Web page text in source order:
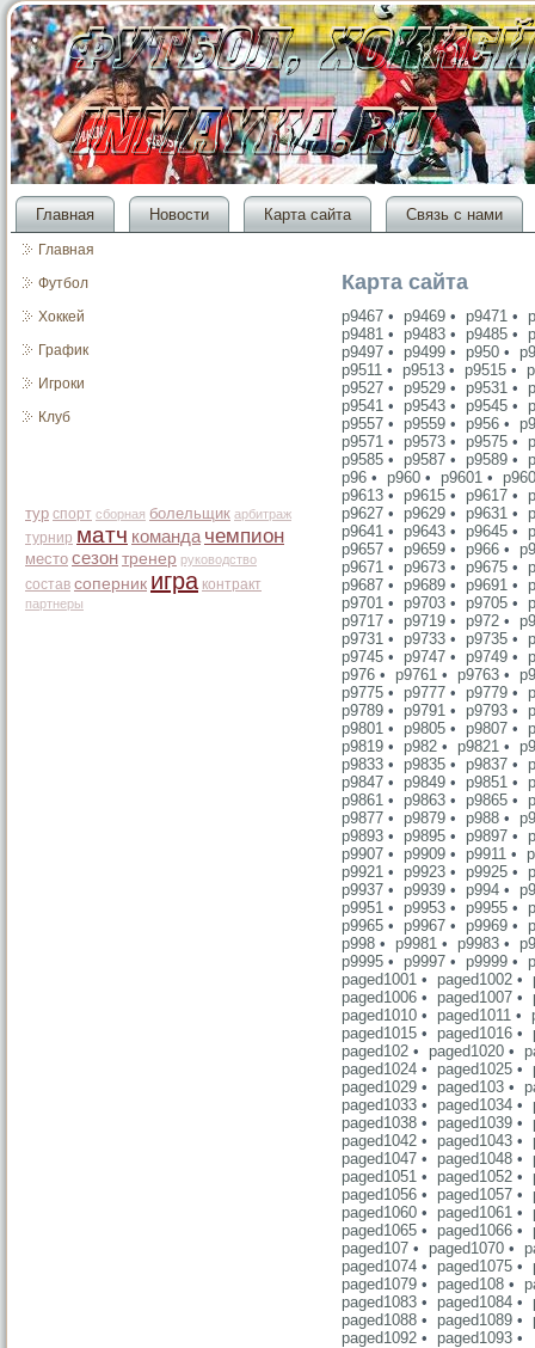
Главная Новости Карта сайта Связь с нами
Главная
Футбол
Хоккей
График
Игроки
Клуб
тур спорт сборная болельщик арбитраж
турнир матч команда чемпион
место сезон тренер руководство
состав соперник игра контракт
партнеры
Карта сайта
p9467 • p9469 • p9471 •
p9481 • p9483 • p9485 •
p9497 • p9499 • p950 •
p9511 • p9513 • p9515 •
p9527 • p9529 • p9531 •
p9541 • p9543 • p9545 •
p9557 • p9559 • p956 •
p9571 • p9573 • p9575 •
p9585 • p9587 • p9589 •
p96 • p960 • p9601 •
p9613 • p9615 • p9617 •
p9627 • p9629 • p9631 •
p9641 • p9643 • p9645 •
p9657 • p9659 • p966 •
p9671 • p9673 • p9675 •
p9687 • p9689 • p9691 •
p9701 • p9703 • p9705 •
p9717 • p9719 • p972 •
p9731 • p9733 • p9735 •
p9745 • p9747 • p9749 •
p976 • p9761 • p9763 •
p9775 • p9777 • p9779 •
p9789 • p9791 • p9793 •
p9801 • p9805 • p9807 •
p9819 • p982 • p9821 •
p9833 • p9835 • p9837 •
p9847 • p9849 • p9851 •
p9861 • p9863 • p9865 •
p9877 • p9879 • p988 •
p9893 • p9895 • p9897 •
p9907 • p9909 • p9911 •
p9921 • p9923 • p9925 •
p9937 • p9939 • p994 •
p9951 • p9953 • p9955 •
p9965 • p9967 • p9969 •
p998 • p9981 • p9983 •
p9995 • p9997 • p9999 •
paged1001 • paged1002 •
paged1006 • paged1007 •
paged1010 • paged1011 •
paged1015 • paged1016 •
paged102 • paged1020 •
paged1024 • paged1025 •
paged1029 • paged103 •
paged1033 • paged1034 •
paged1038 • paged1039 •
paged1042 • paged1043 •
paged1047 • paged1048 •
paged1051 • paged1052 •
paged1056 • paged1057 •
paged1060 • paged1061 •
paged1065 • paged1066 •
paged107 • paged1070 •
paged1074 • paged1075 •
paged1079 • paged108 •
paged1083 • paged1084 •
paged1088 • paged1089 •
paged1092 • paged1093 •